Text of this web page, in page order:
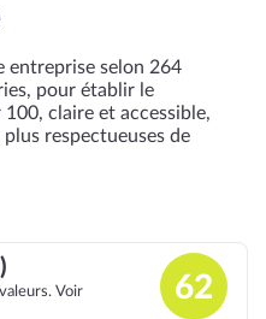
entreprise selon 264
pour établir le
claire et accessible,
respectueuses de
Voir
62